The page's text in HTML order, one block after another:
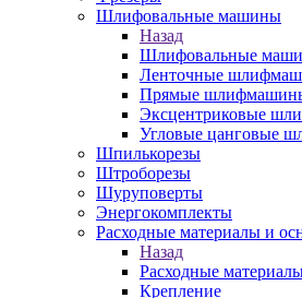
Шлифовальные машины
Назад
Шлифовальные
Ленточные
Прямые
Эксцентриковые
Угловые цанговые
Шпилькорезы
Штроборезы
Шуруповерты
Энергокомплекты
Расходные материалы и
Назад
Расходные
Крепление